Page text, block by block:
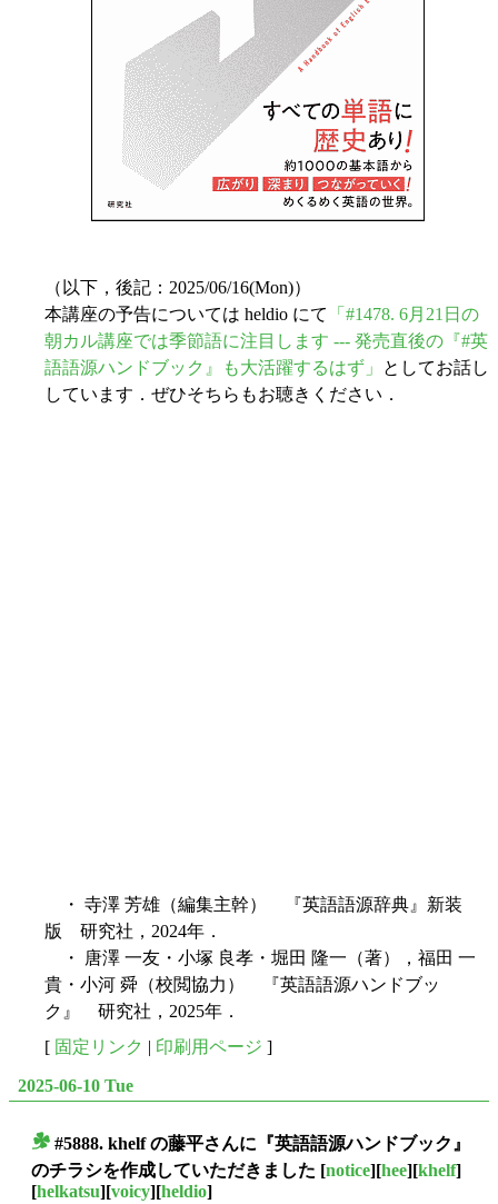
（以下，後記：2025/06/16(Mon)）
本講座の予告については heldio にて
「#1478. 6月21日の
朝カル講座では季節語に注目します --- 発売直後の『#英
語語源ハンドブック』も大活躍するはず」
としてお話し
しています．ぜひそちらもお聴きください．
・ 寺澤 芳雄（編集主幹） 『英語語源辞典』新装
版 研究社，2024年．
・ 唐澤 一友・小塚 良孝・堀田 隆一（著），福田 一
貴・小河 舜（校閲協力） 『英語語源ハンドブッ
ク』 研究社，2025年．
[ 固定リンク | 印刷用ページ ]
2025-06-10 Tue
#5888. khelf の藤平さんに『英語語源ハンドブック』
のチラシを作成していただきました [notice][hee][khelf]
[helkatsu][voicy][heldio]